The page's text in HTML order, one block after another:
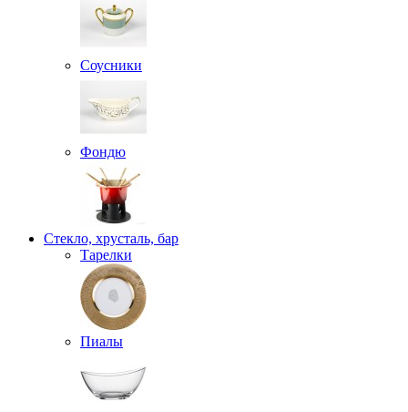
Соусники
Фондю
Стекло, хрусталь, бар
Тарелки
Пиалы